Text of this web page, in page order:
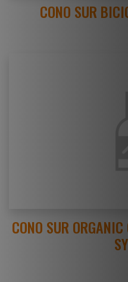
CONO SUR
CONO SUR